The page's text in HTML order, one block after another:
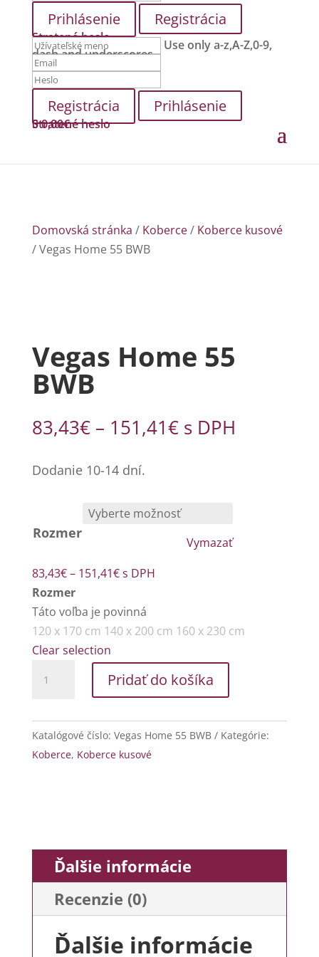
Registrácia
Stratené heslo Use only a-z,A-Z,0-9,
dash and underscores.
Prihlásenie
Stratené heslo
00,00€
Domovská stránka / Koberce/ Koberce kusové
/ Vegas Home 55 BWB
Vegas Home 55
BWB
83,43€ – 151,41€Price
151,41€
s DPH
Dodanie 10-14 dní.
Rozmer
Vymazať
83,43€– 151,41€Price
83,43€
through
s DPH
Rozmer
Táto voľba je povinná
120 x 170 cm 140 x 200 cm 160 x 230 cm
Clear selection
Vegas
55
Pridať do košíka
Katalógové číslo: Vegas Home 55 BWB
Kategórie:
Koberce, Koberce kusové
Ďalšie informácie
Recenzie (0)
Ďalšie informácie